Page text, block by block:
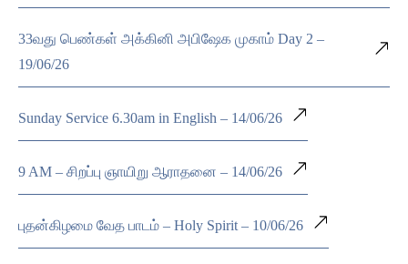
33வது பெண்கள் அக்கினி அபிஷேக முகாம் Day 2 –
19/06/26
Sunday Service 6.30am in English – 14/06/26
9 AM – சிறப்பு ஞாயிறு ஆராதனை – 14/06/26
புதன்கிழமை வேத பாடம் – Holy Spirit – 10/06/26